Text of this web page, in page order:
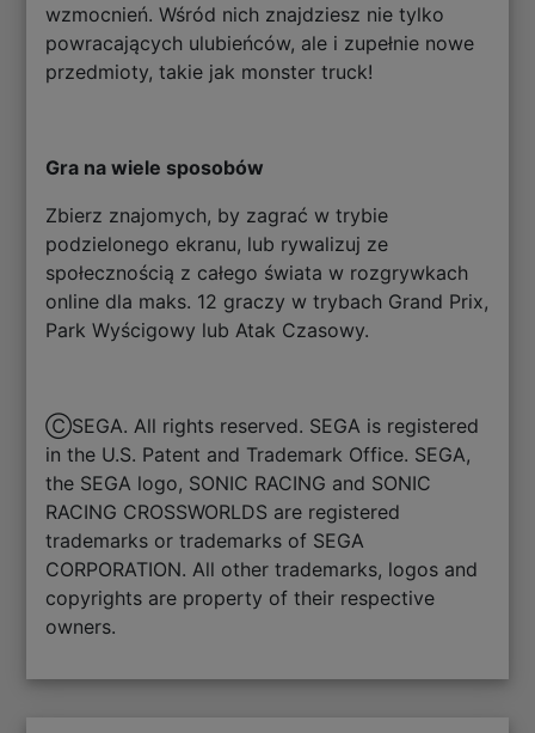
wzmocnień. Wśród nich znajdziesz nie tylko
powracających ulubieńców, ale i zupełnie nowe
przedmioty, takie jak monster truck!
Gra na wiele sposobów
Zbierz znajomych, by zagrać w trybie
podzielonego ekranu, lub rywalizuj ze
społecznością z całego świata w rozgrywkach
online dla maks. 12 graczy w trybach Grand Prix,
Park Wyścigowy lub Atak Czasowy.
ⒸSEGA. All rights reserved. SEGA is registered
in the U.S. Patent and Trademark Office. SEGA,
the SEGA logo, SONIC RACING and SONIC
RACING CROSSWORLDS are registered
trademarks or trademarks of SEGA
CORPORATION. All other trademarks, logos and
copyrights are property of their respective
owners.